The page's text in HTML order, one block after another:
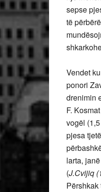
sepse
të
Vendet
ponori
drenimin
F.
vogël
pjesa
larta,
(J.Cvijiq